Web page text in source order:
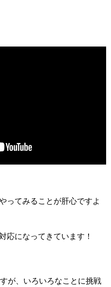
ってみることが肝心ですよ
応になってきています！
が、いろいろなことに挑戦